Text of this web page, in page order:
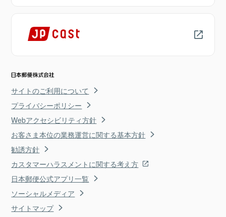
サイトのご利用について
プライバシーポリシー
Webアクセシビリティ方針
お客さま本位の業務運営に関する基本方針
勧誘方針
カスタマーハラスメントに関する考え方
日本郵便公式アプリ一覧
ソーシャルメディア
サイトマップ